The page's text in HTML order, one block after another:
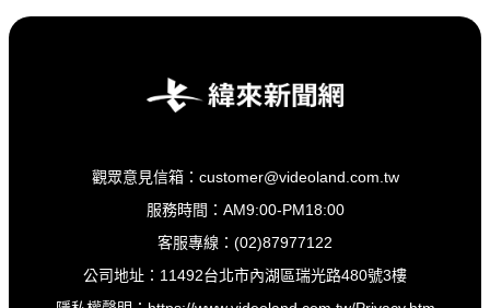
觀眾意見信箱：customer@videoland.com.tw
服務時間：AM9:00-PM18:00
客服專線：(02)87977122
公司地址：11492台北市內湖區瑞光路480號3樓